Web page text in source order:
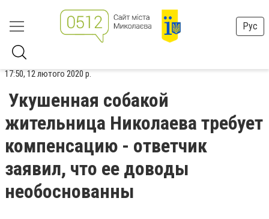
Рус
17:50, 12 лютого 2020 р.
Укушенная собакой
жительница Николаева требует
компенсацию - ответчик
заявил, что ее доводы
необоснованны